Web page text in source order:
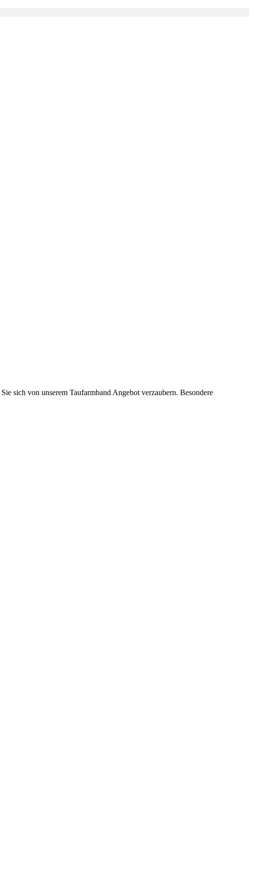
sich von unserem Taufarmband Angebot verzaubern. Besondere